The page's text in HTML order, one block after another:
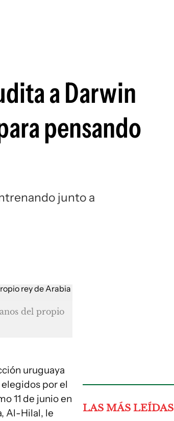
a Darwin
pensando
junto a
del propio
uruguaya
por el
11 de junio en
Al-Hilal, le
LAS MÁS LEÍDAS